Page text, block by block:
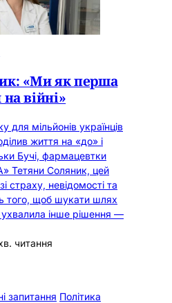
«Ми як перша
війні»
для мільйонів українців
життя на «до» і
Бучі, фармацевтки
Тетяни Соляник, цей
страху, невідомості та
того, щоб шукати шлях
інше рішення —
читання
запитання Політика